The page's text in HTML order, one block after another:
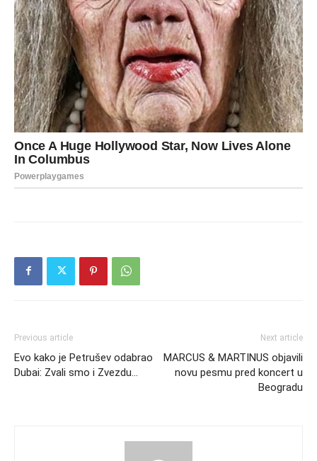
Previous article
Evo kako je Petrušev odabrao
Dubai: Zvali smo i Zvezdu…
Next article
MARCUS & MARTINUS objavili
novu pesmu pred koncert u
Beogradu